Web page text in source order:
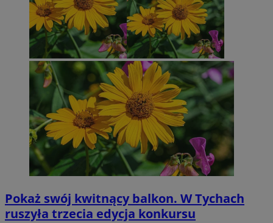
Pokaż swój kwitnący balkon. W Tychach
ruszyła trzecia edycja konkursu